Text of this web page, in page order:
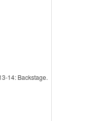
14: Backstage.